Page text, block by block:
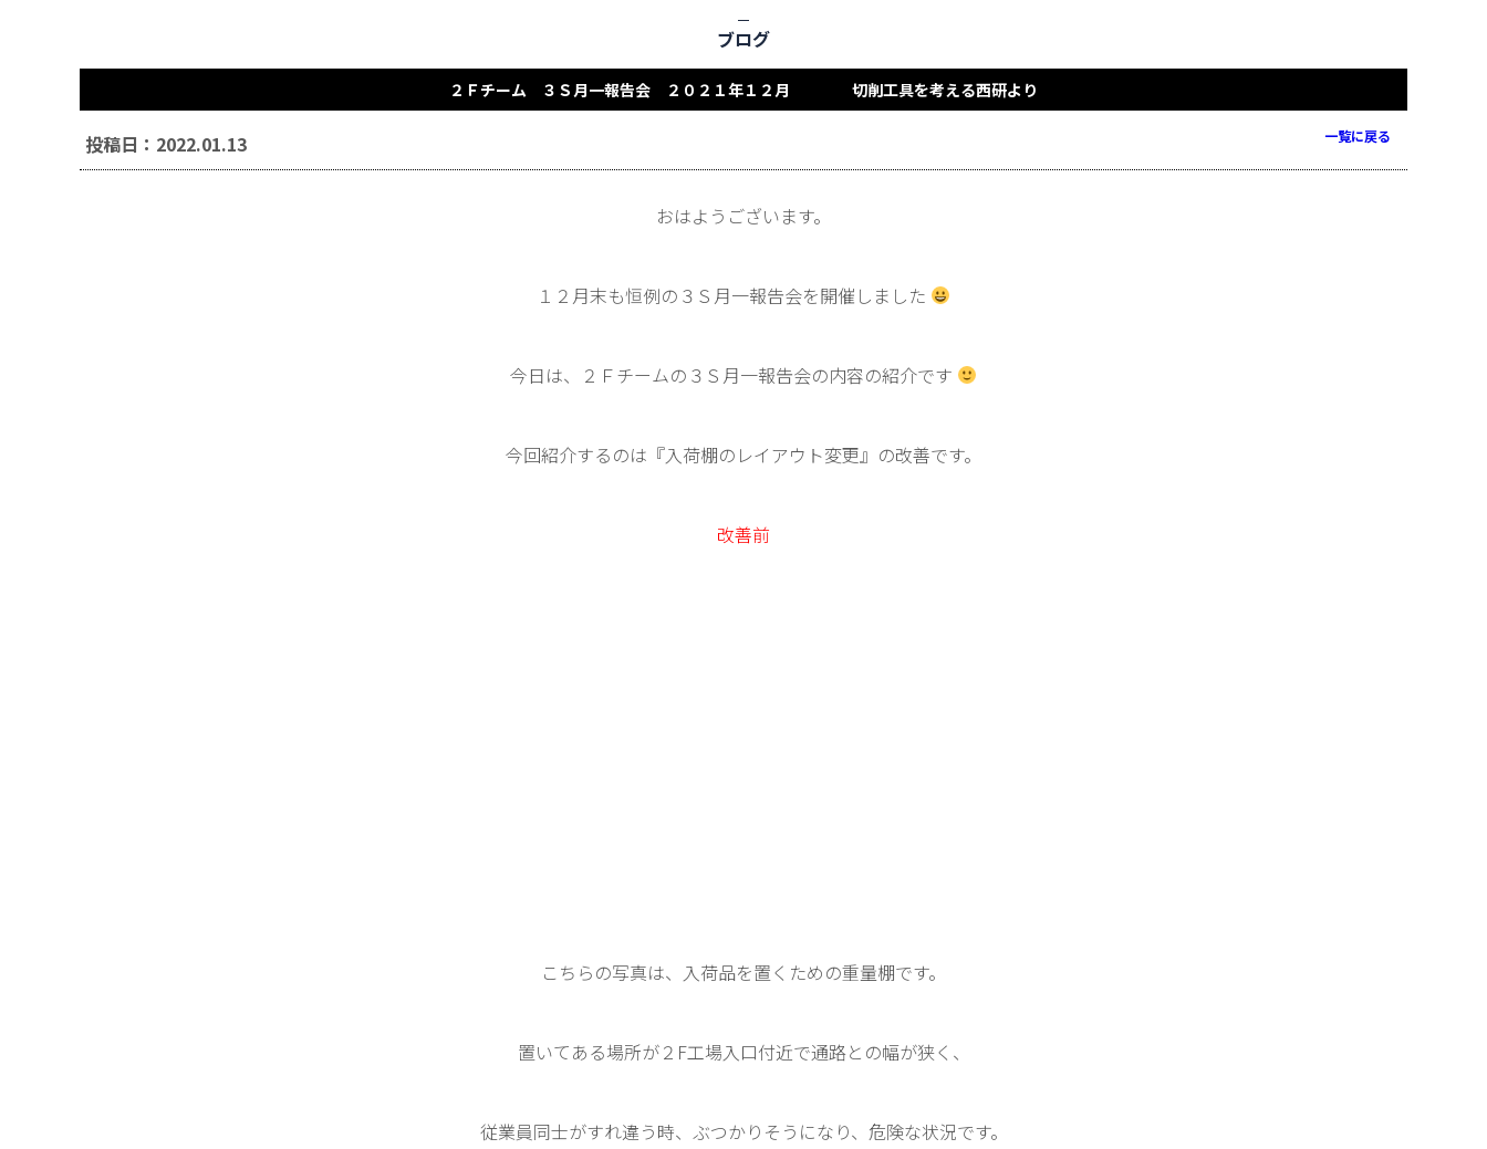
ブログ
２Ｆチーム ３Ｓ月一報告会 ２０２１年１２月 切削工具を考える西研より
投稿日：2022.01.13 一覧に戻る
おはようございます。
１２月末も恒例の３Ｓ月一報告会を開催しました
今日は、２Ｆチームの３Ｓ月一報告会の内容の紹介です
今回紹介するのは『入荷棚のレイアウト変更』の改善です。
改善前
こちらの写真は、入荷品を置くための重量棚です。
置いてある場所が２F工場入口付近で通路との幅が狭く、
従業員同士がすれ違う時、ぶつかりそうになり、危険な状況です。